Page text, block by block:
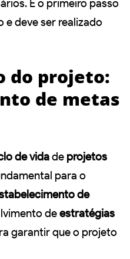
É o primeiro passo
e deve ser realizado
do projeto:
de metas
de vidade projetos
para o
de
deestratégias
garantir que o projeto